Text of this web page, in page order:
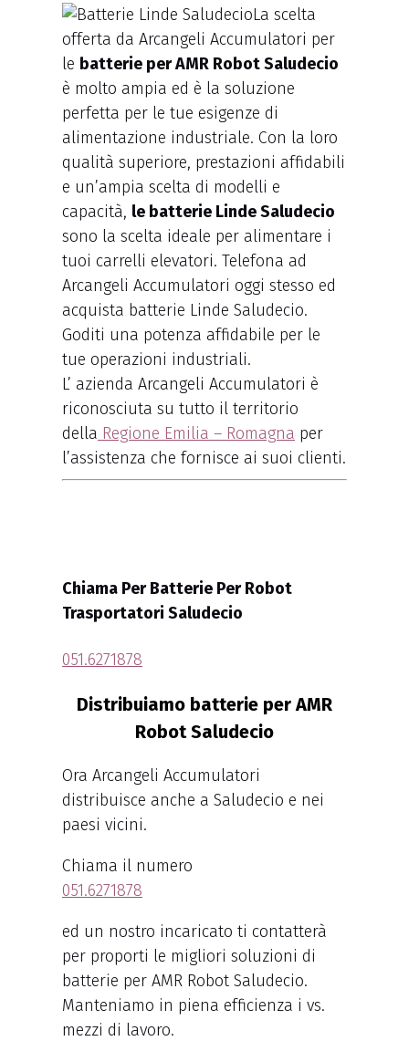
La scelta
offerta da Arcangeli Accumulatori per
le batterie per AMR Robot Saludecio
è molto ampia ed è la soluzione
perfetta per le tue esigenze di
alimentazione industriale. Con la loro
qualità superiore, prestazioni affidabili
e un’ampia scelta di modelli e
capacità, le batterie Linde Saludecio
sono la scelta ideale per alimentare i
tuoi carrelli elevatori. Telefona ad
Arcangeli Accumulatori oggi stesso ed
acquista batterie Linde Saludecio.
Goditi una potenza affidabile per le
tue operazioni industriali.
L’ azienda Arcangeli Accumulatori è
riconosciuta su tutto il territorio
della Regione Emilia – Romagna per
l’assistenza che fornisce ai suoi clienti.
Chiama Per Batterie Per Robot
Trasportatori Saludecio
051.6271878
Distribuiamo batterie per AMR
Robot Saludecio
Ora Arcangeli Accumulatori
distribuisce anche a Saludecio e nei
paesi vicini.
Chiama il numero
051.6271878
ed un nostro incaricato ti contatterà
per proporti le migliori soluzioni di
batterie per AMR Robot Saludecio.
Manteniamo in piena efficienza i vs.
mezzi di lavoro.